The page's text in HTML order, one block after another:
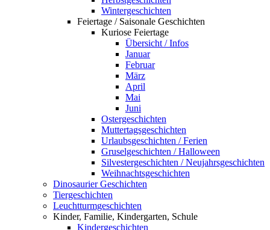
Wintergeschichten
Feiertage / Saisonale Geschichten
Kuriose Feiertage
Übersicht / Infos
Januar
Februar
März
April
Mai
Juni
Ostergeschichten
Muttertagsgeschichten
Urlaubsgeschichten / Ferien
Gruselgeschichten / Halloween
Silvestergeschichten / Neujahrsgeschichten
Weihnachtsgeschichten
Dinosaurier Geschichten
Tiergeschichten
Leuchtturmgeschichten
Kinder, Familie, Kindergarten, Schule
Kindergeschichten